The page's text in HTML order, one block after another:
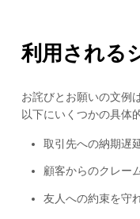
利用される
お詫びとお願いの文例
以下にいくつかの具体
取引先への納期遅
顧客からのクレー
友人への約束を守